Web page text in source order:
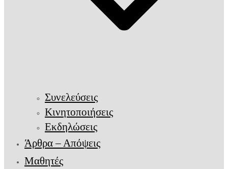
Συνελεύσεις
Κινητοποιήσεις
Εκδηλώσεις
Άρθρα – Απόψεις
Μαθητές